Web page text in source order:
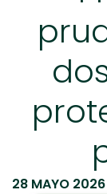
28 MAYO 2026